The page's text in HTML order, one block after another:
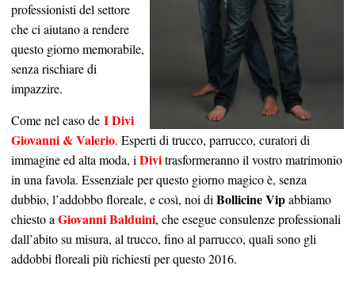
professionisti del settore
che ci aiutano a rendere
questo giorno memorabile,
senza rischiare di
impazzire.
Come nel caso de I Divi
Giovanni & Valerio. Esperti di trucco, parrucco, curatori di
immagine ed alta moda, iDivitrasformeranno il vostro matrimonio
in una favola. Essenziale per questo giorno magico è, senza
dubbio, l’addobbo floreale, e così, noi diBollicine Vipabbiamo
chiesto aGiovanni Balduini, che esegue consulenze professionali
dall’abito su misura, al trucco, fino al parrucco, quali sono gli
addobbi floreali più richiesti per questo 2016.